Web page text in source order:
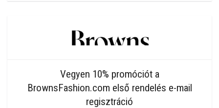
Vegyen 10% promóciót a
BrownsFashion.com első rendelés e-mail
regisztráció